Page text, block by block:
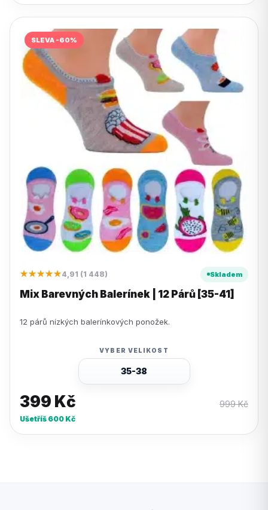
SLEVA -60%
★★★★★4,91 (1 448) Skladem
Mix Barevných Balerínek | 12 Párů [35-41]
12 párů nízkých balerínkových ponožek.
VYBER VELIKOST
35-38
399 Kč 999Kč
Ušetříš 600 Kč